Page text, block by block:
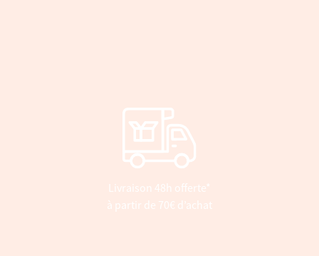
Livraison 48h offerte*
à partir de 70€ d’achat